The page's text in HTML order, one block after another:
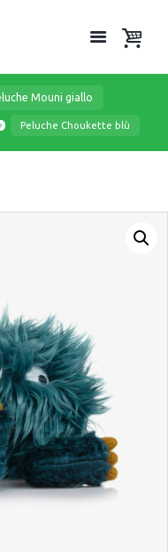
Mouni giallo
Peluche Choukette blù